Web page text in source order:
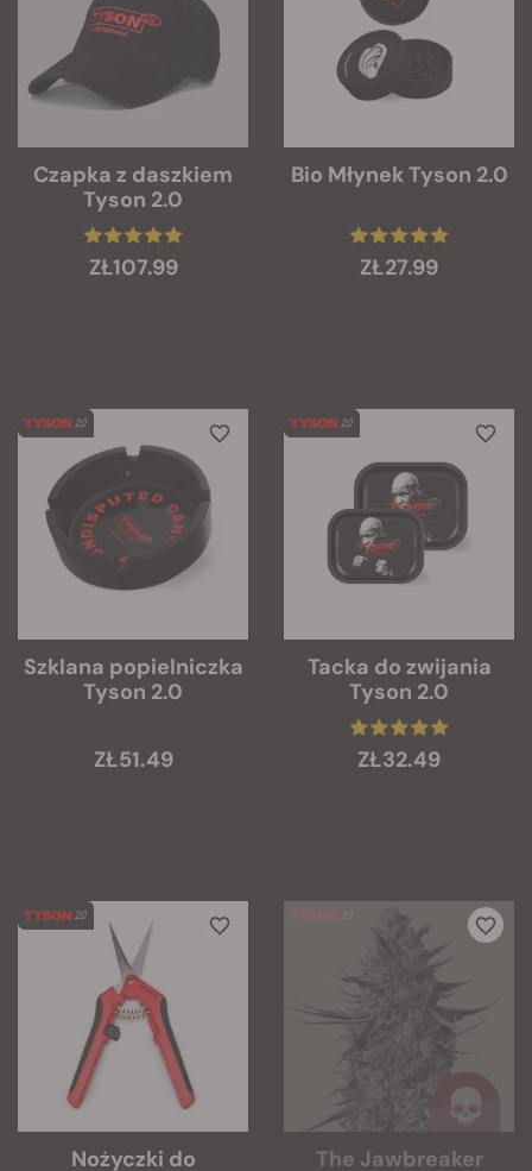
Czapka z daszkiem
Tyson 2.0
ZŁ107.99
Bio Młynek Tyson 2.0
ZŁ27.99
Szklana popielniczka
Tyson 2.0
ZŁ51.49
Tacka do zwijania
Tyson 2.0
ZŁ32.49
Nożyczki do
The Jawbreaker